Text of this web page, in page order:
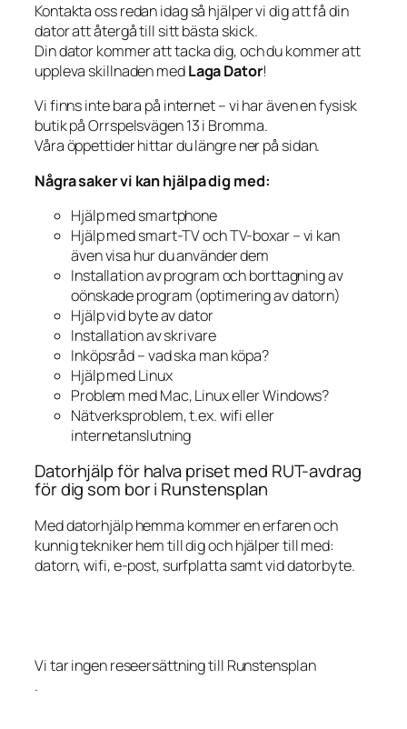
Kontakta oss redan idag så hjälper vi dig att få din
dator att återgå till sitt bästa skick.
Din dator kommer att tacka dig, och du kommer att
uppleva skillnaden medLaga Dator!
Vi finns inte bara på internet – vi har även en fysisk
butik på Orrspelsvägen 13 i Bromma.
Våra öppettider hittar du längre ner på sidan.
Några saker vi kan hjälpa dig med:
Hjälp med smartphone
Hjälp med smart-TV och TV-boxar – vi kan
även visa hur du använder dem
Installation av program och borttagning av
oönskade program (optimering av datorn)
Hjälp vid byte av dator
Installation av skrivare
Inköpsråd – vad ska man köpa?
Hjälp med Linux
Problem med Mac, Linux eller Windows?
Nätverksproblem, t.ex. wifi eller
internetanslutning
Datorhjälp för halva priset med RUT-avdrag
för dig som bor i Runstensplan
Med datorhjälp hemma kommer en erfaren och
kunnig tekniker hem till dig och hjälper till med:
datorn, wifi, e-post, surfplatta samt vid datorbyte.
Vi tar ingen reseersättning till Runstensplan
.